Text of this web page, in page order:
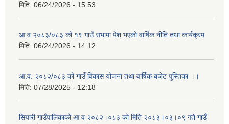
मिति: 06/24/2026 - 15:53
आ.व.२०८३/०८३ को १९ गाउँ सभामा पेश भएको वार्षिक नीति तथा कार्यक्रम
मिति: 06/24/2026 - 14:12
आ.व. २०८२/०८३ को गाउँ विकास योजना तथा वार्षिक बजेट पुस्तिका ।।
मिति: 07/28/2025 - 12:18
सियारी गाउँपालिकाको आ व २०८२।०८३ को मिति २०८३।०३।०९ गते गाउँ